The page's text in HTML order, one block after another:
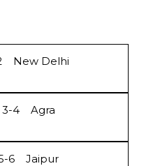
New Delhi
3-4 Agra
6 Jaipur